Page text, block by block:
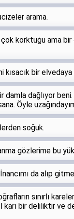
arama.
korktuğu ama bir
bir elvedaya
dağlıyor beni.
Öyle
soğuk.
gözlerime bu
da alıp
sınırlı
bir deliliktir ve